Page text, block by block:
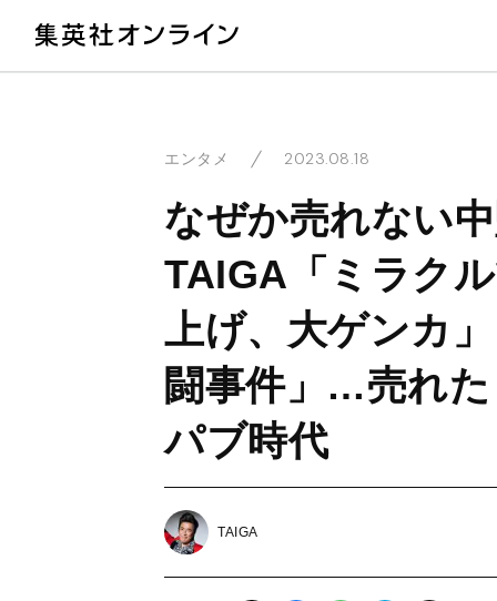
エンタメ 2023.08.18
なぜか売れない
TAIGA「ミラク
上げ、大ゲンカ
闘事件」…売れ
パブ時代
TAIGA